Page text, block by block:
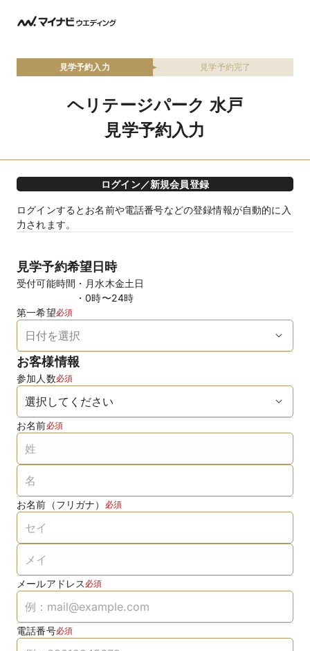
見学予約入力 見学予約完了
ヘリテージパーク 水戸
見学予約入力
ログイン／新規会員登録
ログインするとお名前や電話番号などの登録情報が自動的に入
力されます。
見学予約希望日時
受付可能時間
月水木金土日
0時〜24時
第一希望必須
お客様情報
参加人数必須
お名前必須
お名前（フリガナ） 必須
メールアドレス 必須
電話番号必須